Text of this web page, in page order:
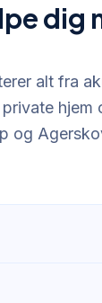
dig
alt fra
hjem
og